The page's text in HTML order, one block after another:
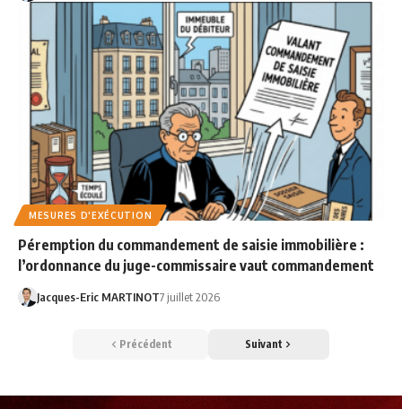
MESURES D'EXÉCUTION
Péremption du commandement de saisie immobilière :
l’ordonnance du juge-commissaire vaut commandement
Jacques-Eric MARTINOT7 juillet 2026
Précédent Suivant